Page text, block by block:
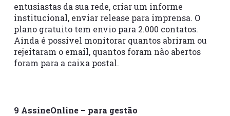
entusiastas da sua rede, criar um informe
institucional, enviar release para imprensa. O
plano gratuito tem envio para 2.000 contatos.
Ainda é possível monitorar quantos abriram ou
rejeitaram o email, quantos foram não abertos
foram para a caixa postal.
9 AssineOnline – para gestão